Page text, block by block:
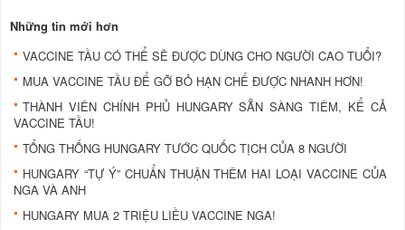
Những tin mới hơn
VACCINE TẦU CÓ THỂ SẼ ĐƯỢC DÙNG CHO NGƯỜI CAO TUỔI?
MUA VACCINE TẦU ĐỂ GỠ BỎ HẠN CHẾ ĐƯỢC NHANH HƠN!
THÀNH VIÊN CHÍNH PHỦ HUNGARY SẴN SÀNG TIÊM, KỂ CẢ
VACCINE TẦU!
TỔNG THỐNG HUNGARY TƯỚC QUỐC TỊCH CỦA 8 NGƯỜI
HUNGARY “TỰ Ý” CHUẨN THUẬN THÊM HAI LOẠI VACCINE CỦA
NGA VÀ ANH
HUNGARY MUA 2 TRIỆU LIỀU VACCINE NGA!